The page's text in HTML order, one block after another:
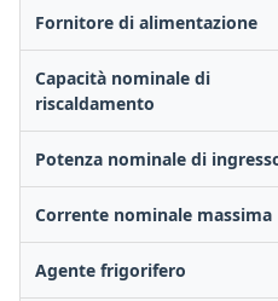
Fornitore di alimentazione
Capacità nominale di
riscaldamento
Potenza nominale di
Corrente nominale massima
Agente frigorifero